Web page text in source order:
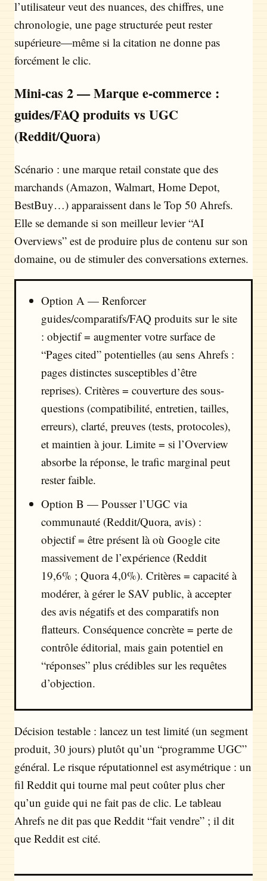
l’utilisateur veut des nuances, des chiffres, une
chronologie, une page structurée peut rester
supérieure—même si la citation ne donne pas
forcément le clic.
Mini-cas 2 — Marque e-commerce :
guides/FAQ produits vs UGC
(Reddit/Quora)
Scénario : une marque retail constate que des
marchands (Amazon, Walmart, Home Depot,
BestBuy…) apparaissent dans le Top 50 Ahrefs.
Elle se demande si son meilleur levier “AI
Overviews” est de produire plus de contenu sur son
domaine, ou de stimuler des conversations externes.
Option A — Renforcer
guides/comparatifs/FAQ produits sur le site
: objectif = augmenter votre surface de
“Pages cited” potentielles (au sens Ahrefs :
pages distinctes susceptibles d’être
reprises). Critères = couverture des sous-
questions (compatibilité, entretien, tailles,
erreurs), clarté, preuves (tests, protocoles),
et maintien à jour. Limite = si l’Overview
absorbe la réponse, le trafic marginal peut
rester faible.
Option B — Pousser l’UGC via
communauté (Reddit/Quora, avis) :
objectif = être présent là où Google cite
massivement de l’expérience (Reddit
19,6% ; Quora 4,0%). Critères = capacité à
modérer, à gérer le SAV public, à accepter
des avis négatifs et des comparatifs non
flatteurs. Conséquence concrète = perte de
contrôle éditorial, mais gain potentiel en
“réponses” plus crédibles sur les requêtes
d’objection.
Décision testable : lancez un test limité (un segment
produit, 30 jours) plutôt qu’un “programme UGC”
général. Le risque réputationnel est asymétrique : un
fil Reddit qui tourne mal peut coûter plus cher
qu’un guide qui ne fait pas de clic. Le tableau
Ahrefs ne dit pas que Reddit “fait vendre” ; il dit
que Reddit est cité.